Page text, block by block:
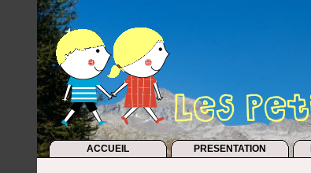
ACCUEIL PRESENTATION